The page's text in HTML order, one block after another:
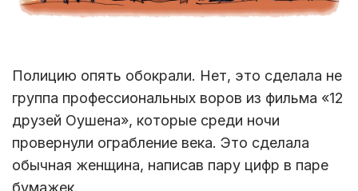
Полицию опять обокрали. Нет, это сделала не
группа профессиональных воров из фильма «12
друзей Оушена», которые среди ночи
провернули ограбление века. Это сделала
обычная женщина, написав пару цифр в паре
бумажек.